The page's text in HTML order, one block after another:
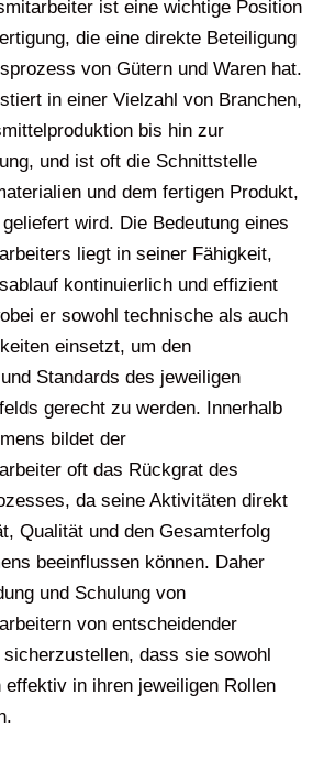
ist eine wichtige Position
die eine direkte Beteiligung
von Gütern und Waren hat.
in einer Vielzahl von Branchen,
bis hin zur
und ist oft die Schnittstelle
und dem fertigen Produkt,
wird. Die Bedeutung eines
liegt in seiner Fähigkeit,
kontinuierlich und effizient
er sowohl technische als auch
einsetzt, um den
Standards des jeweiligen
gerecht zu werden. Innerhalb
bildet der
oft das Rückgrat des
da seine Aktivitäten direkt
Qualität und den Gesamterfolg
beeinflussen können. Daher
und Schulung von
von entscheidender
sicherzustellen, dass sie sowohl
in ihren jeweiligen Rollen